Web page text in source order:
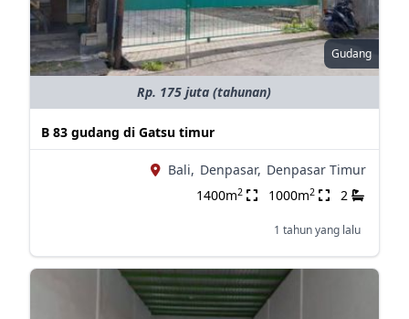
Gudang
Rp. 175 juta (tahunan)
B 83 gudang di Gatsu timur
Bali, Denpasar, Denpasar Timur
1400m2 1000m2 2
1 tahun yang lalu